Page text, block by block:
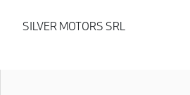
SILVER MOTORS SRL